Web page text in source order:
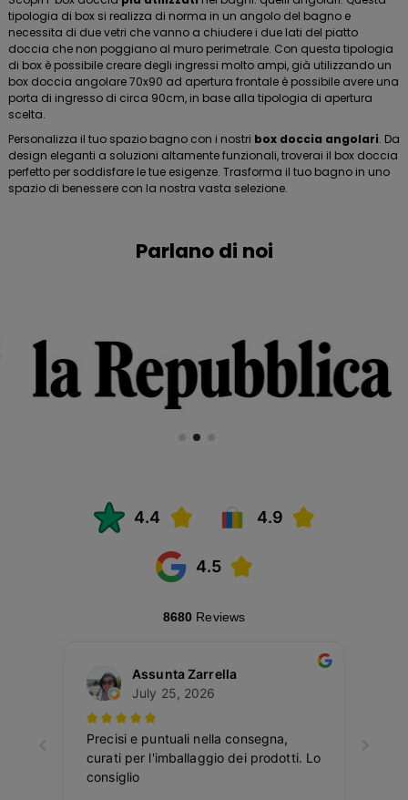
tipologia di box si realizza di norma in un angolo del bagno e
necessita di due vetri che vanno a chiudere i due lati del piatto
doccia che non poggiano al muro perimetrale. Con questa tipologia
di box è possibile creare degli ingressi molto ampi, già utilizzando un
box doccia angolare 70x90 ad apertura frontale è possibile avere una
porta di ingresso di circa 90cm, in base alla tipologia di apertura
scelta.
Personalizza il tuo spazio bagno con i nostri box doccia angolari. Da
design eleganti a soluzioni altamente funzionali, troverai il box doccia
perfetto per soddisfare le tue esigenze. Trasforma il tuo bagno in uno
spazio di benessere con la nostra vasta selezione.
Parlano di noi